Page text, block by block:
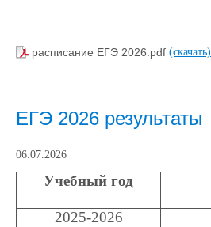
расписание ЕГЭ 2026.pdf (скачать)
ЕГЭ 2026 результаты
06.07.2026
Учебный год
2025-2026